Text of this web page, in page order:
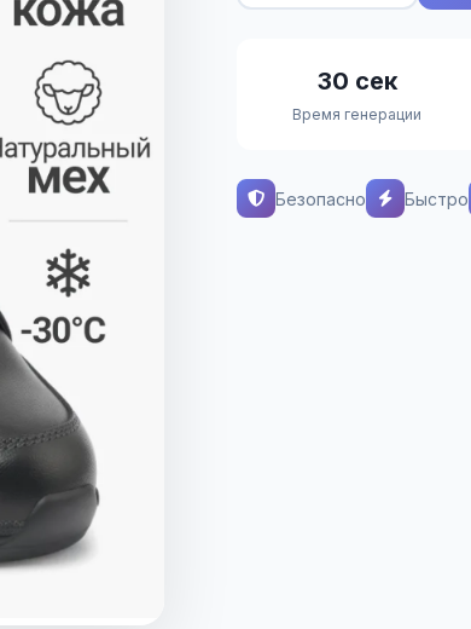
30 сек
Время генерации
Безопасно Быстро